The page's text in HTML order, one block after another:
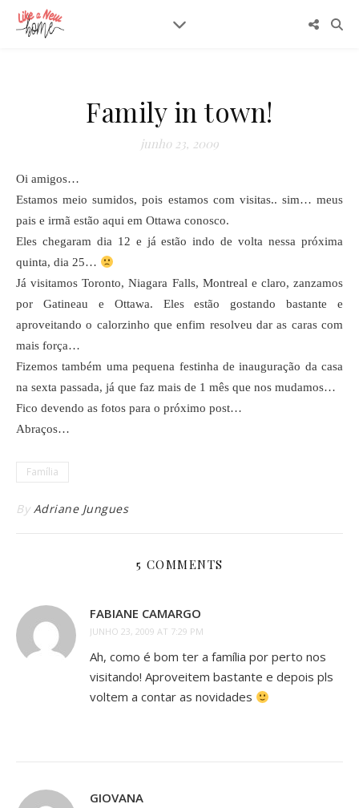
Family in town!
junho 23, 2009
Oi amigos…
Estamos meio sumidos, pois estamos com visitas.. sim… meus
pais e irmã estão aqui em Ottawa conosco.
Eles chegaram dia 12 e já estão indo de volta nessa próxima
quinta, dia 25…
Já visitamos Toronto, Niagara Falls, Montreal e claro, zanzamos
por Gatineau e Ottawa. Eles estão gostando bastante e
aproveitando o calorzinho que enfim resolveu dar as caras com
mais força…
Fizemos também uma pequena festinha de inauguração da casa
na sexta passada, já que faz mais de 1 mês que nos mudamos…
Fico devendo as fotos para o próximo post…
Abraços…
Família
By Adriane Jungues
5 COMMENTS
FABIANE CAMARGO
JUNHO 23, 2009 AT 7:29 PM
Ah, como é bom ter a família por perto nos
visitando! Aproveitem bastante e depois pls
voltem a contar as novidades
GIOVANA